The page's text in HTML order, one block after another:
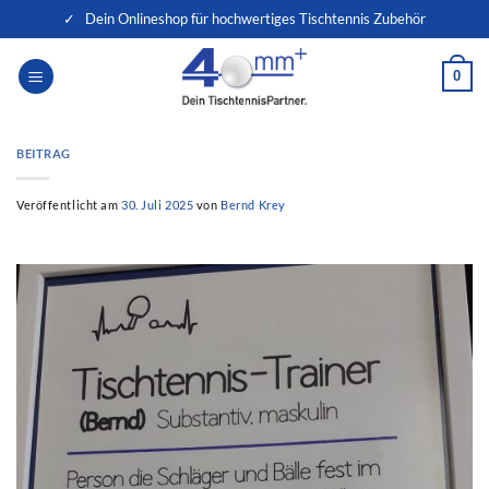
Inhalt
springen
✓ Dein Onlineshop für hochwertiges Tischtennis Zubehör
0
BEITRAG
Veröffentlicht am30. Juli 2025 von Bernd Krey